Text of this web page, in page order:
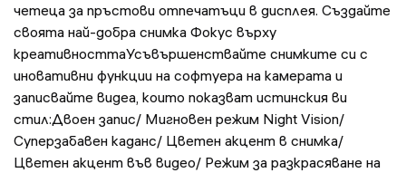
четеца за пръстови отпечатъци в дисплея. Създайте
своята най-добра снимка Фокус върху
креативносттаУсъвършенствайте снимките си с
иновативни функции на софтуера на камерата и
записвайте видеа, които показват истинския ви
стил:Двоен запис/ Мигновен режим Night Vision/
Суперзабавен каданс/ Цветен акцент в снимка/
Цветен акцент във видео/ Режим за разкрасяване на